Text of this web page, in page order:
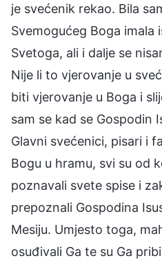
je svećenik rekao. Bila
Svemogućeg Boga imala
Svetoga, ali i dalje se
Nije li to vjerovanje u
biti vjerovanje u Boga i
sam se kad se Gospodin
Glavni svećenici, pisari i
Bogu u hramu, svi su od
poznavali svete spise i
prepoznali Gospodina
Mesiju. Umjesto toga,
osuđivali Ga te su Ga